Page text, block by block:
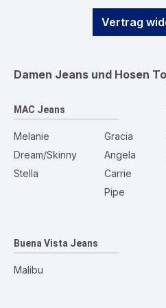
Vertrag
Damen Jeans und Hosen
MAC Jeans
Melanie
Dream/Skinny
Stella
Gracia
Angela
Carrie
Pipe
Buena Vista Jeans
Malibu